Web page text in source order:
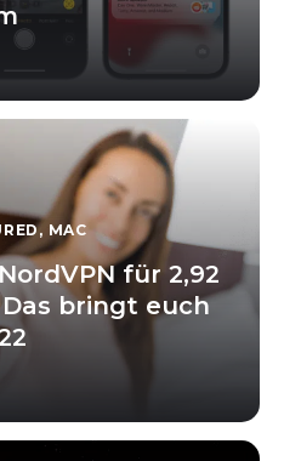
, MAC
für 2,92
bringt euch